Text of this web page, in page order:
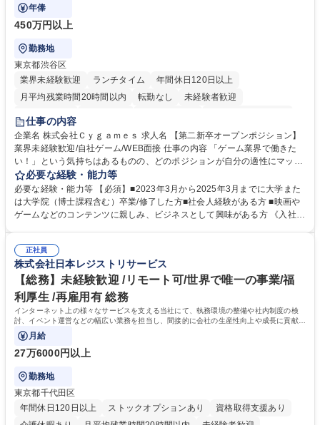
年俸
450万円以上
勤務地
東京都渋谷区
業界未経験歓迎
ランチタイム
年間休日120日以上
月平均残業時間20時間以内
転勤なし
未経験者歓迎
住宅手当あり
交通費支給
土日祝休み 服装自由 昼食補助あり
第二新卒歓迎
食事補助あり
仕事の内容
企業名 株式会社Ｃｙｇａｍｅｓ 求人名 【第二新卒オープンポジション】
業界未経験歓迎/自社ゲーム/WEB面接 仕事の内容 「ゲーム業界で働きた
い！」という気持ちはあるものの、どのポジションが自分の適性にマッチ
しているか悩んでいる方が対象となります！ 総合職（プランナー/データ
アナリストなど）、技術職（開発エンジニ ア/インフラエンジニアな
ど）、デザイン職（デザイナー/イラストレ ーターなど）等から、面接で
ご希望と適正にマッチしたポジションをご案内いたします。ゲームやエン
のご応募をお待ちしております。 募集職種 【第二新卒オープンポジショ
ン】業界未経験歓迎/自社ゲーム/WEB面接
必要な経験・能力等
必要な経験・能力等 【必須】■2023年3月から2025年3月までに大学また
は大学院（博士課程含む）卒業/修了した方■社会人経験がある方 ■映画や
ゲームなどのコンテンツに親しみ、ビジネスとして興味がある方 《入社実
正社員
株式会社日本レジストリサービス
【総務】未経験歓迎 /リモート可/世界で唯一の事業/福
利厚生 /再雇用有 総務
インターネット上の様々なサービスを支える当社にて、執務環境の整備や社内制度の検
討、イベント運営などの幅広い業務を担当し、間接的に会社の生産性向上や成長に貢献し
ている部署です。
月給
27万6000円以上
勤務地
東京都千代田区
年間休日120日以上
ストックオプションあり
資格取得支援あり